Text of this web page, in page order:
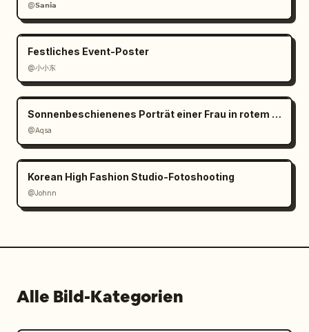
@𝗦𝗮𝗻𝗶𝗮
Festliches Event-Poster
@小小东
Sonnenbeschienenes Porträt einer Frau in rotem Satin
@Aqsa
Korean High Fashion Studio-Fotoshooting
@Johnn
Alle Bild-Kategorien